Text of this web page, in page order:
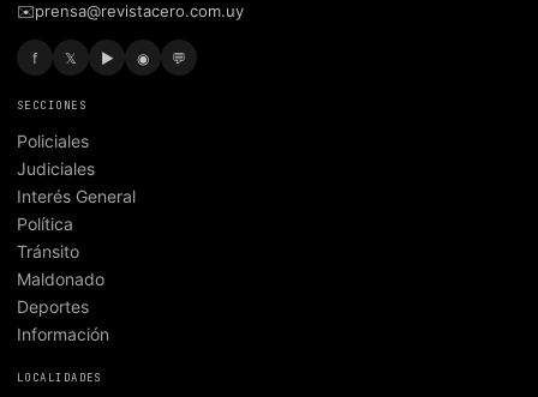
✉️prensa@revistacero.com.uy
f 𝕏 ▶ ◉ 💬
SECCIONES
Policiales
Judiciales
Interés General
Política
Tránsito
Maldonado
Deportes
Información
LOCALIDADES